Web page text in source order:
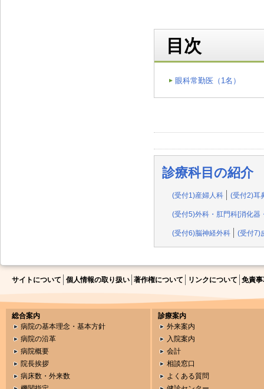
目次
眼科常勤医（1名）
診療科目の紹介
(受付1)産婦人科 (受付2)耳
(受付5)外科・肛門科[消化器
(受付6)脳神経外科 (受付7)
サイトについて 個人情報の取り扱い 著作権について リンクについて 免責
総合案内
病院の基本理念・基本方針
病院の沿革
病院概要
院長挨拶
病床数・外来数
診療案内
外来案内
入院案内
会計
相談窓口
よくある質問